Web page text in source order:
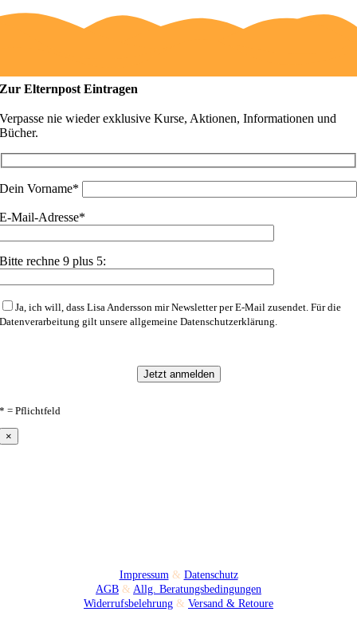
Zur Elternpost Eintragen
Verpasse nie wieder exklusive Kurse, Aktionen, Informationen und
Bücher.
Dein Vorname*
E-Mail-Adresse*
Bitte rechne 9 plus 5:
Ja, ich will, dass Lisa Andersson mir Newsletter per E-Mail zusendet. Für die
Datenverarbeitung gilt unsere allgemeine Datenschutzerklärung.
* = Pflichtfeld
×
Impressum & Datenschutz
AGB & Allg. Beratungsbedingungen
Widerrufsbelehrung & Versand & Retoure